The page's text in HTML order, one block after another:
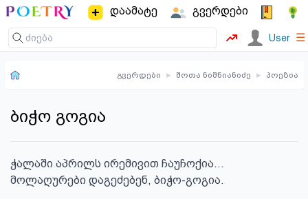
დაამატე გვერდები
User ☰
გვერდები ▸ შოთა ნიშნიანიძე ▸ პოეზია
ბიჭო გოგია
ჭალაში აპრილს ირემივით ჩაუჩოქია…
მოლაღურები დაგეძებენ, ბიჭო-გოგია.